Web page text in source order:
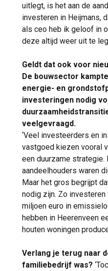
uitlegt, is het aan de
investeren in Heijmans,
als ceo heb ik geloof in
deze altijd weer uit te
Geldt dat ook voor
De bouwsector
energie- en
investeringen nodig
veelgevraagd.
‘Veel investeerders en
vastgoed kiezen vooral
een duurzame
aandeelhouders waren
Maar het gros begrijpt
nodig zijn. Zo
miljoen euro in
hebben in Heerenveen
houten woningen
Verlang je terug naar
familiebedrijf was?